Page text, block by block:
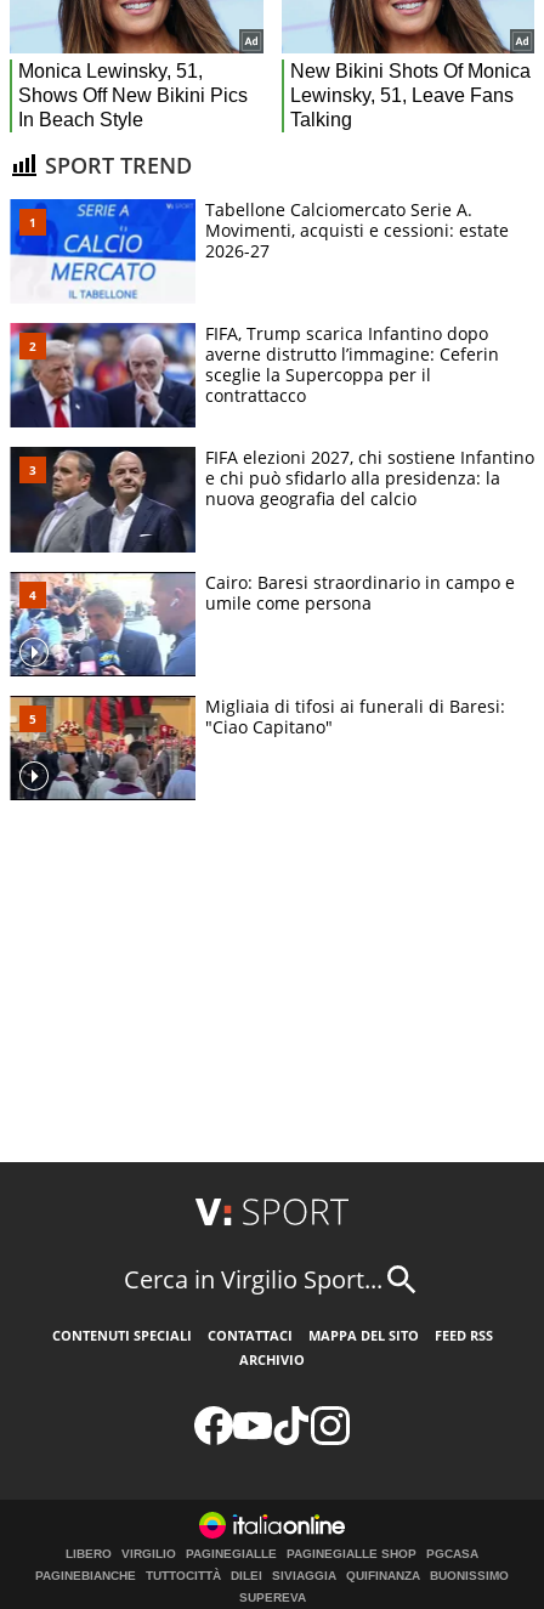
SPORT TREND
Tabellone Calciomercato Serie A.
Movimenti, acquisti e cessioni: estate
2026-27
FIFA, Trump scarica Infantino dopo
averne distrutto l’immagine: Ceferin
sceglie la Supercoppa per il
contrattacco
FIFA elezioni 2027, chi sostiene Infantino
e chi può sfidarlo alla presidenza: la
nuova geografia del calcio
Cairo: Baresi straordinario in campo e
umile come persona
Migliaia di tifosi ai funerali di Baresi:
"Ciao Capitano"
Cerca in Virgilio Sport...
CONTENUTI SPECIALI CONTATTACI MAPPA DEL SITO
FEED RSS
ARCHIVIO
LIBERO VIRGILIO PAGINEGIALLE PAGINEGIALLE SHOP
PGCASA
PAGINEBIANCHE
TUTTOCITTÀ DILEI SIVIAGGIA QUIFINANZA
BUONISSIMO
SUPEREVA